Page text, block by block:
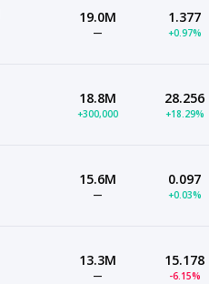
19.0M
—
1.377
+0.97%
18.8M
+300,000
28.256
+18.29%
15.6M
—
0.097
+0.03%
13.3M
—
15.178
-6.15%